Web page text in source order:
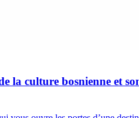
la culture bosnienne et